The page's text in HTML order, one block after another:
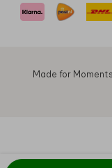
Made for